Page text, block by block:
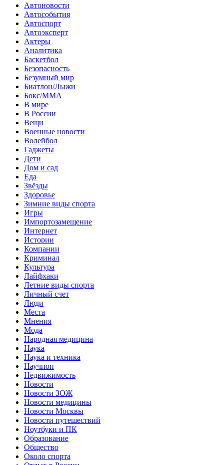
Автоновости
Автособытия
Автоспорт
Автоэксперт
Актеры
Аналитика
Баскетбол
Безопасность
Безумный мир
Биатлон/Лыжи
Бокс/MMA
В мире
В России
Вещи
Военные новости
Волейбол
Гаджеты
Дети
Дом и сад
Еда
Звёзды
Здоровье
Зимние виды спорта
Игры
Импортозамещение
Интернет
Истории
Компании
Криминал
Культура
Лайфхаки
Летние виды спорта
Личный счет
Люди
Места
Мнения
Мода
Народная медицина
Наука
Наука и техника
Научпоп
Недвижимость
Новости
Новости ЗОЖ
Новости медицины
Новости Москвы
Новости путешествий
Ноутбуки и ПК
Образование
Общество
Около спорта